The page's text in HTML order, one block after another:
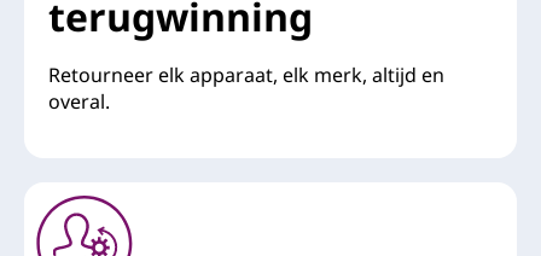
terugwinning
Retourneer elk apparaat, elk merk, altijd en
overal.